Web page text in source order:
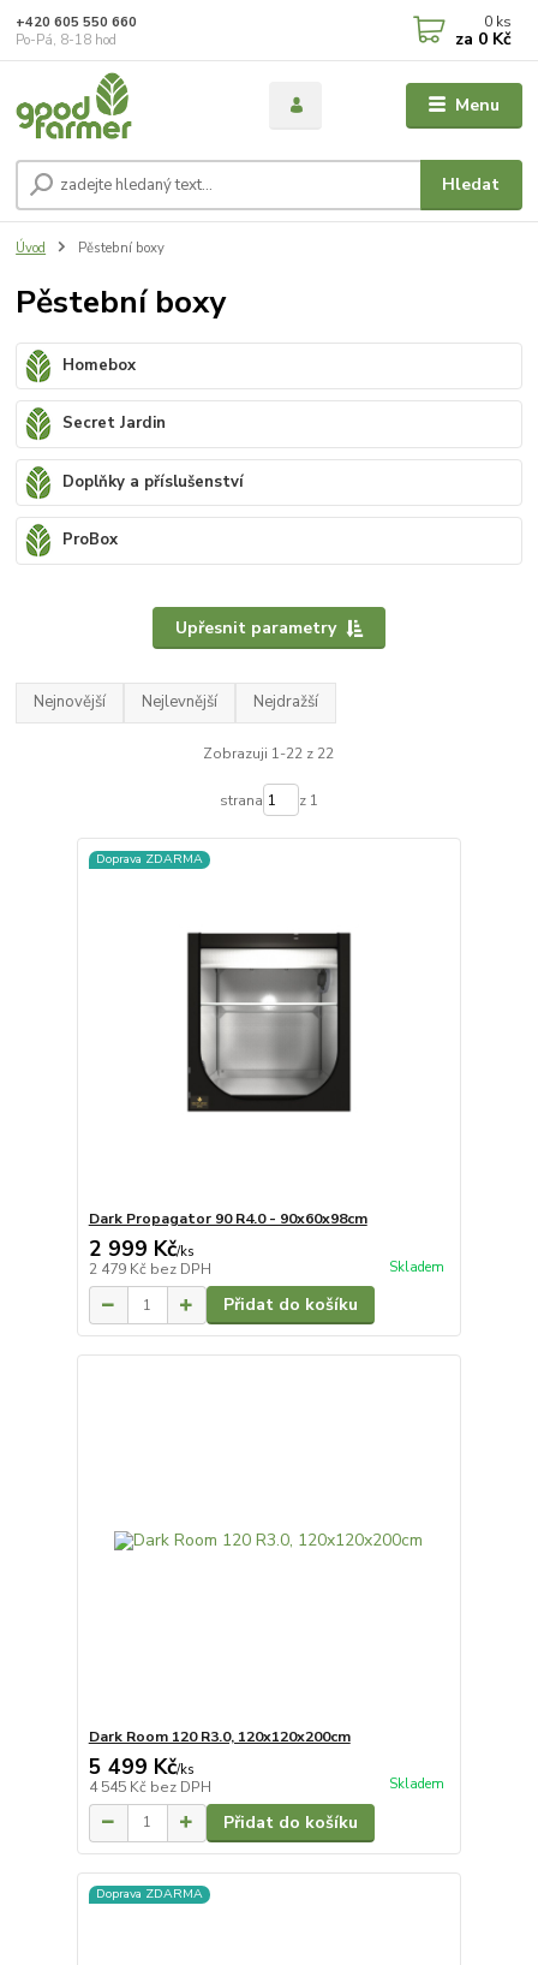
Menu
Hledat
+420 605 550 660
Po-Pá, 8-18 hod
0 ks
za 0 Kč
Úvod Pěstební boxy
Pěstební boxy
Homebox
Secret Jardin
Doplňky a příslušenství
ProBox
Upřesnit parametry
Nejnovější Nejlevnější Nejdražší
Zobrazuji 1-22 z 22
strana z 1
Doprava ZDARMA
Dark Propagator 90 R4.0 - 90x60x98cm
2 999 Kč/ks
2 479 Kč bez DPH Skladem
Přidat do košíku
Dark Room 120 R3.0, 120x120x200cm
5 499 Kč/ks
4 545 Kč bez DPH Skladem
Přidat do košíku
Doprava ZDARMA